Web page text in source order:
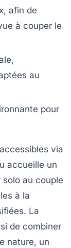
afin de
à couper le
au
pour
via
accueille un
solo au couple
à la
La
de combiner
nature, un